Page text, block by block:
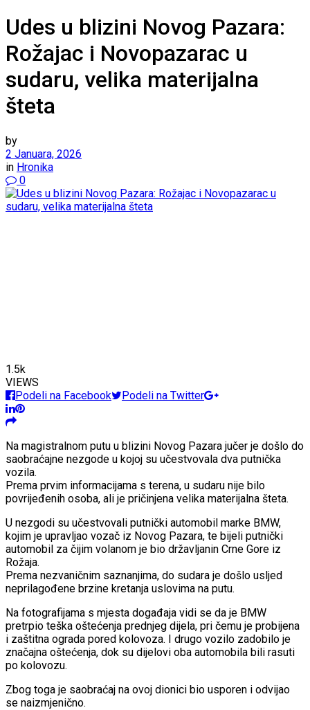
Udes u blizini Novog Pazara:
Rožajac i Novopazarac u
sudaru, velika materijalna
šteta
by
2 Januara, 2026
in Hronika
0
1.5k
VIEWS
Podeli na Facebook
Podeli na Twitter
Na magistralnom putu u blizini Novog Pazara jučer je došlo do
saobraćajne nezgode u kojoj su učestvovala dva putnička
vozila.
Prema prvim informacijama s terena, u sudaru nije bilo
povrijeđenih osoba, ali je pričinjena velika materijalna šteta.
U nezgodi su učestvovali putnički automobil marke BMW,
kojim je upravljao vozač iz Novog Pazara, te bijeli putnički
automobil za čijim volanom je bio državljanin Crne Gore iz
Rožaja.
Prema nezvaničnim saznanjima, do sudara je došlo usljed
neprilagođene brzine kretanja uslovima na putu.
Na fotografijama s mjesta događaja vidi se da je BMW
pretrpio teška oštećenja prednjeg dijela, pri čemu je probijena
i zaštitna ograda pored kolovoza. I drugo vozilo zadobilo je
značajna oštećenja, dok su dijelovi oba automobila bili rasuti
po kolovozu.
Zbog toga je saobraćaj na ovoj dionici bio usporen i odvijao
se naizmjenično.